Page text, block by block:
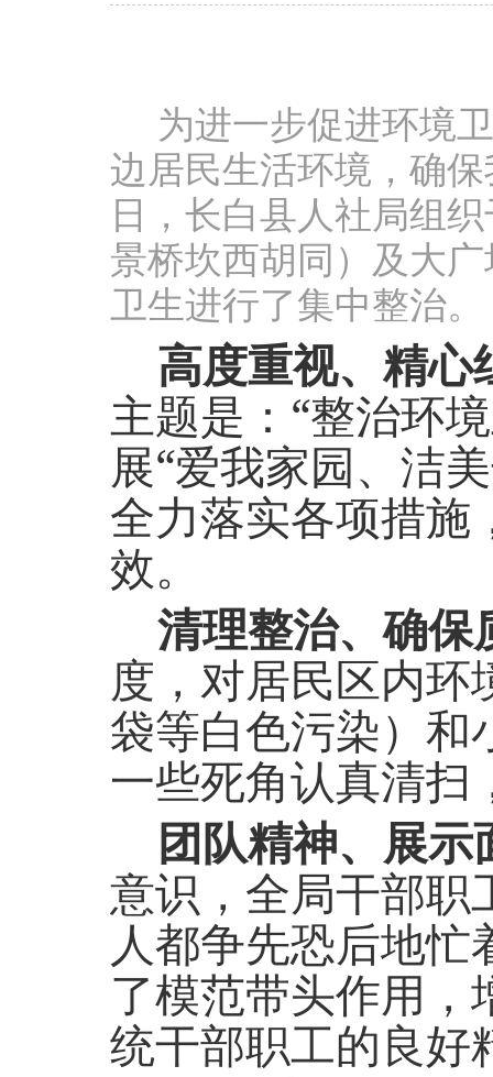
为进一步促进环境
边居民生活环境，确
日，长白县人社局组
景桥坎西胡同）及大
卫生进行了集中整治。
高度重视、精心
主题是：“整治环
展“爱我家园、洁
全力落实各项措施
效。
清理整治、确保
度，对居民区内
袋等白色污染）和
一些死角认真清扫
团队精神、展示
意识，全局干部职
人都争先恐后地
了模范带头作用
统干部职工的良好